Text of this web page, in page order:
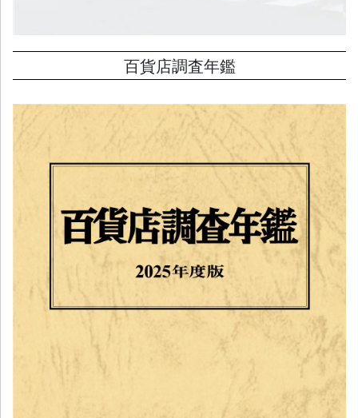
百貨店調査年鑑